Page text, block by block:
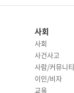
사회
사회
사건사고
사람/커뮤니티